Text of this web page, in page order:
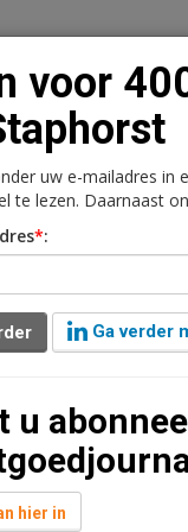
Vacaturebank
met de
van circa 400
voor
uw e-mailadres in
te lezen. Daarnaast
*:
Ga verder
u
hier in